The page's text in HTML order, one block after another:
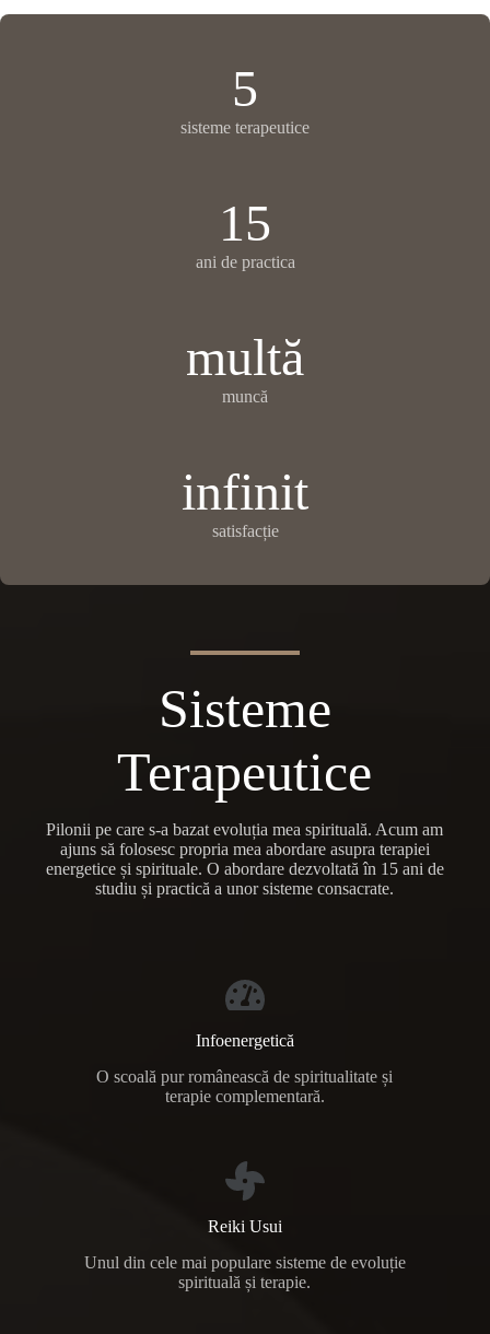
5
sisteme terapeutice
15
ani de practica
multă
muncă
infinit
satisfacție
Sisteme
Terapeutice
Pilonii pe care s-a bazat evoluția mea spirituală. Acum am
ajuns să folosesc propria mea abordare asupra terapiei
energetice și spirituale. O abordare dezvoltată în 15 ani de
studiu și practică a unor sisteme consacrate.
Infoenergetică
O scoală pur românească de spiritualitate și
terapie complementară.
Reiki Usui
Unul din cele mai populare sisteme de evoluție
spirituală și terapie.